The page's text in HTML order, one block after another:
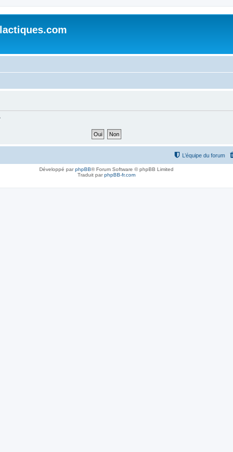
L’équipe du forum
Développé parphpBB® Forum Software © phpBB Limited
Traduit parphpBB-fr.com